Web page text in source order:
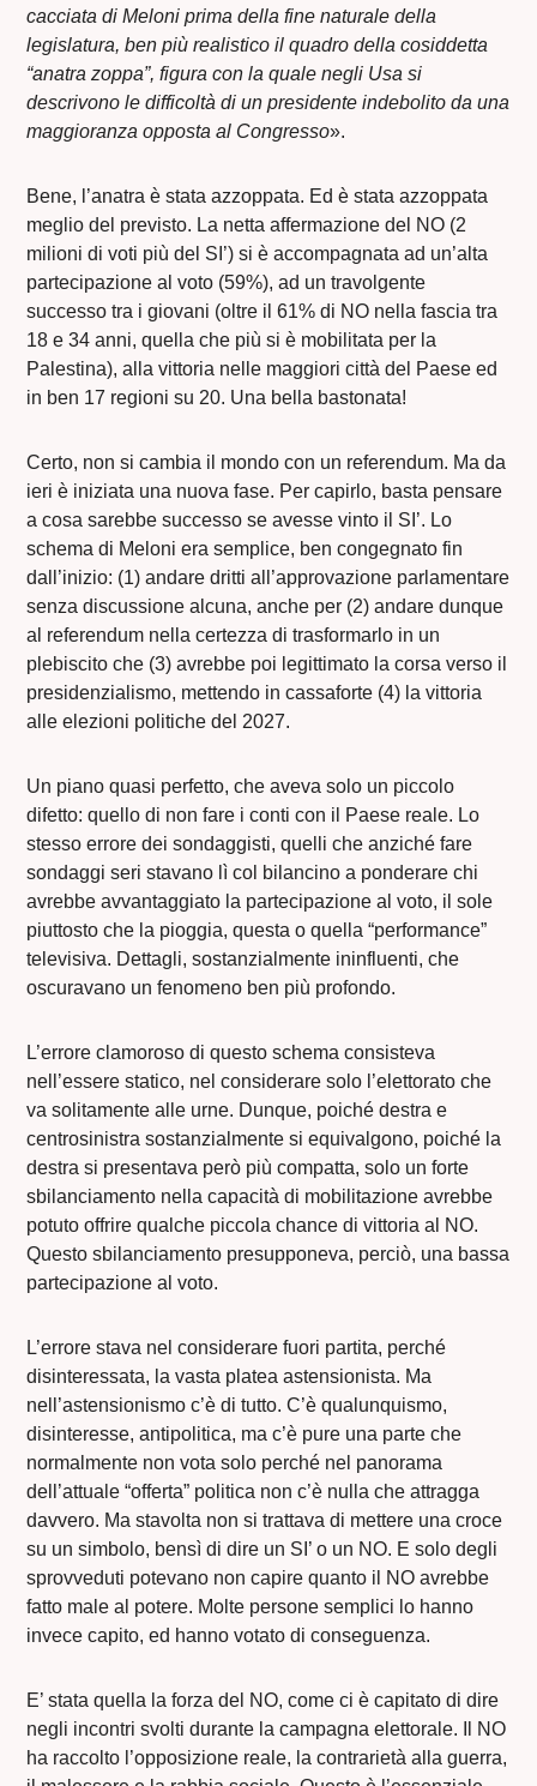
cacciata di Meloni prima della fine naturale della
legislatura, ben più realistico il quadro della cosiddetta
“anatra zoppa”, figura con la quale negli Usa si
descrivono le difficoltà di un presidente indebolito da una
maggioranza opposta al Congresso».
Bene, l’anatra è stata azzoppata. Ed è stata azzoppata
meglio del previsto. La netta affermazione del NO (2
milioni di voti più del SI’) si è accompagnata ad un’alta
partecipazione al voto (59%), ad un travolgente
successo tra i giovani (oltre il 61% di NO nella fascia tra
18 e 34 anni, quella che più si è mobilitata per la
Palestina), alla vittoria nelle maggiori città del Paese ed
in ben 17 regioni su 20. Una bella bastonata!
Certo, non si cambia il mondo con un referendum. Ma da
ieri è iniziata una nuova fase. Per capirlo, basta pensare
a cosa sarebbe successo se avesse vinto il SI’. Lo
schema di Meloni era semplice, ben congegnato fin
dall’inizio: (1) andare dritti all’approvazione parlamentare
senza discussione alcuna, anche per (2) andare dunque
al referendum nella certezza di trasformarlo in un
plebiscito che (3) avrebbe poi legittimato la corsa verso il
presidenzialismo, mettendo in cassaforte (4) la vittoria
alle elezioni politiche del 2027.
Un piano quasi perfetto, che aveva solo un piccolo
difetto: quello di non fare i conti con il Paese reale. Lo
stesso errore dei sondaggisti, quelli che anziché fare
sondaggi seri stavano lì col bilancino a ponderare chi
avrebbe avvantaggiato la partecipazione al voto, il sole
piuttosto che la pioggia, questa o quella “performance”
televisiva. Dettagli, sostanzialmente ininfluenti, che
oscuravano un fenomeno ben più profondo.
L’errore clamoroso di questo schema consisteva
nell’essere statico, nel considerare solo l’elettorato che
va solitamente alle urne. Dunque, poiché destra e
centrosinistra sostanzialmente si equivalgono, poiché la
destra si presentava però più compatta, solo un forte
sbilanciamento nella capacità di mobilitazione avrebbe
potuto offrire qualche piccola chance di vittoria al NO.
Questo sbilanciamento presupponeva, perciò, una bassa
partecipazione al voto.
L’errore stava nel considerare fuori partita, perché
disinteressata, la vasta platea astensionista. Ma
nell’astensionismo c’è di tutto. C’è qualunquismo,
disinteresse, antipolitica, ma c’è pure una parte che
normalmente non vota solo perché nel panorama
dell’attuale “offerta” politica non c’è nulla che attragga
davvero. Ma stavolta non si trattava di mettere una croce
su un simbolo, bensì di dire un SI’ o un NO. E solo degli
sprovveduti potevano non capire quanto il NO avrebbe
fatto male al potere. Molte persone semplici lo hanno
invece capito, ed hanno votato di conseguenza.
E’ stata quella la forza del NO, come ci è capitato di dire
negli incontri svolti durante la campagna elettorale. Il NO
ha raccolto l’opposizione reale, la contrarietà alla guerra,